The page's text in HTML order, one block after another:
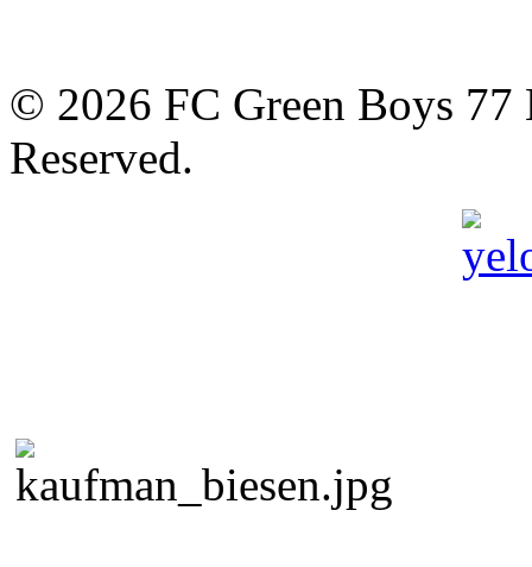
© 2026 FC Green Boys 77
Reserved.